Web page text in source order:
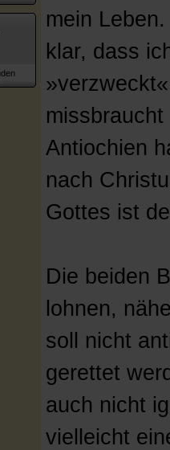
mein
klar, dass
Antiochien
nach
Gottes ist
Die beiden
lohnen,
soll nicht
gerettet
auch nicht
vielleicht